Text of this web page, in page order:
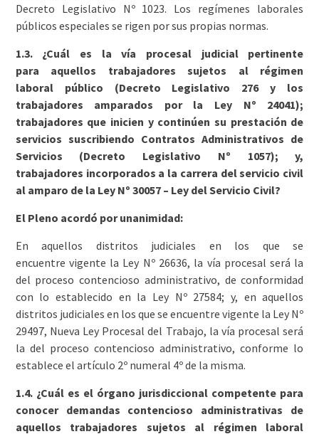
Decreto Legislativo Nº 1023. Los regímenes laborales
públicos especiales se rigen por sus propias normas.
1.3. ¿Cuál es la vía procesal judicial pertinente
para aquellos trabajadores sujetos al régimen
laboral público (Decreto Legislativo 276 y los
trabajadores amparados por la Ley Nº 24041);
trabajadores que inicien y continúen su prestación de
servicios suscribiendo Contratos Administrativos de
Servicios (Decreto Legislativo Nº 1057); y,
trabajadores incorporados a la carrera del servicio civil
al amparo de la Ley Nº 30057 – Ley del Servicio Civil?
El Pleno acordó por unanimidad:
En aquellos distritos judiciales en los que se
encuentre vigente la Ley Nº 26636, la vía procesal será la
del proceso contencioso administrativo, de conformidad
con lo establecido en la Ley Nº 27584; y, en aquellos
distritos judiciales en los que se encuentre vigente la Ley Nº
29497, Nueva Ley Procesal del Trabajo, la vía procesal será
la del proceso contencioso administrativo, conforme lo
establece el artículo 2º numeral 4º de la misma.
1.4. ¿Cuál es el órgano jurisdiccional competente para
conocer demandas contencioso administrativas de
aquellos trabajadores sujetos al régimen laboral